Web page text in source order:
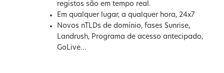
registos são em tempo real.
Em qualquer lugar, a qualquer hora, 24x7
Novos nTLDs de domínio, fases Sunrise,
Landrush, Programa de acesso antecipado,
GoLive...